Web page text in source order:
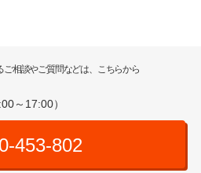
相談やご質問などは、こちらから
～17:00）
453-802